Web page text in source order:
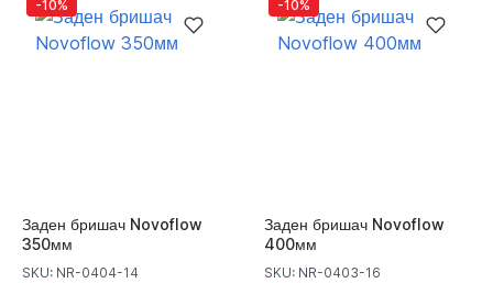
-10%
Заден бришач Novoflow
350мм
SKU: NR-0404-14
-10%
Заден бришач Novoflow
400мм
SKU: NR-0403-16